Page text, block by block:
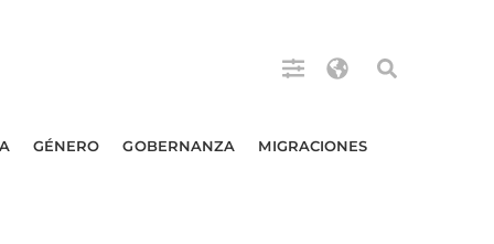
GÉNERO GOBERNANZA MIGRACIONES